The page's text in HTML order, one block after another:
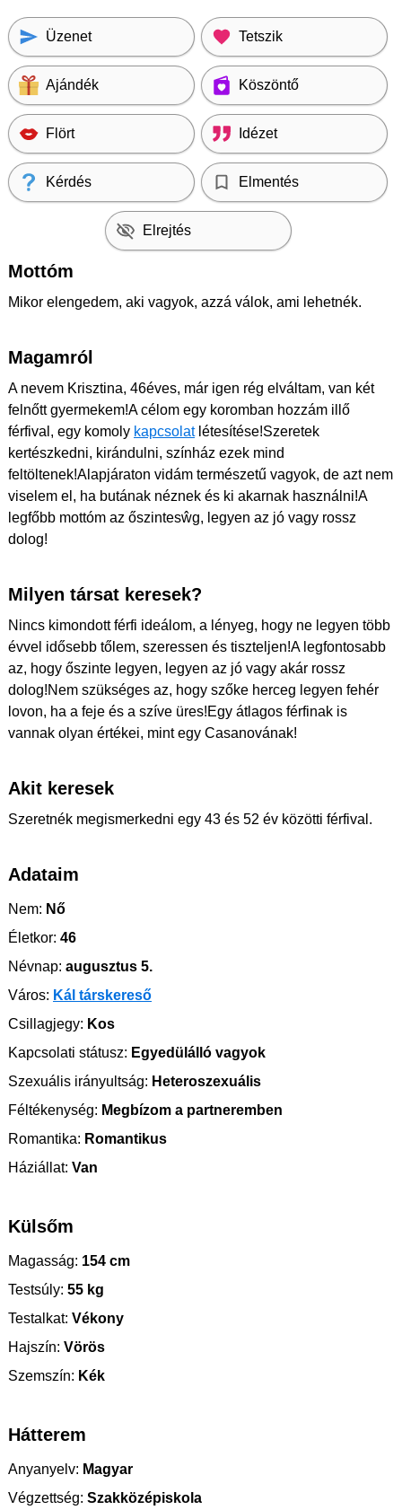
Üzenet Tetszik
Ajándék Köszöntő
Flört Idézet
Kérdés Elmentés
Elrejtés
Mottóm
Mikor elengedem, aki vagyok, azzá válok, ami lehetnék.
Magamról
A nevem Krisztina, 46éves, már igen rég elváltam, van két
felnőtt gyermekem!A célom egy koromban hozzám illő
férfival, egy komoly kapcsolatlétesítése!Szeretek
kertészkedni, kirándulni, színház ezek mind
feltöltenek!Alapjáraton vidám természetű vagyok, de azt nem
viselem el, ha butának néznek és ki akarnak használni!A
legfőbb mottóm az őszintesŵg, legyen az jó vagy rossz
dolog!
Milyen társat keresek?
Nincs kimondott férfi ideálom, a lényeg, hogy ne legyen több
évvel idősebb tőlem, szeressen és tiszteljen!A legfontosabb
az, hogy őszinte legyen, legyen az jó vagy akár rossz
dolog!Nem szükséges az, hogy szőke herceg legyen fehér
lovon, ha a feje és a szíve üres!Egy átlagos férfinak is
vannak olyan értékei, mint egy Casanovának!
Akit keresek
Szeretnék megismerkedni egy 43 és 52 év közötti férfival.
Adataim
Nem: Nő
Életkor: 46
Névnap: augusztus 5.
Város: Kál társkereső
Csillagjegy: Kos
Kapcsolati státusz: Egyedülálló vagyok
Szexuális irányultság: Heteroszexuális
Féltékenység: Megbízom a partneremben
Romantika: Romantikus
Háziállat: Van
Külsőm
Magasság: 154 cm
Testsúly: 55 kg
Testalkat: Vékony
Hajszín: Vörös
Szemszín: Kék
Hátterem
Anyanyelv: Magyar
Végzettség: Szakközépiskola